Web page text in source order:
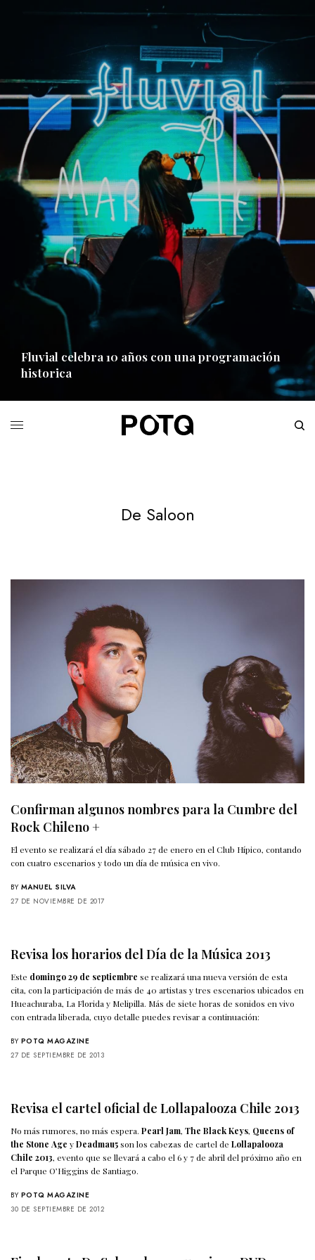
Fluvial celebra 10 años con una programación
historica
De Saloon
Confirman algunos nombres para la Cumbre del
Rock Chileno +
El evento se realizará el día sábado 27 de enero en el Club Hípico, contando
con cuatro escenarios y todo un día de música en vivo.
BY MANUEL SILVA
27 DE NOVIEMBRE DE 2017
Revisa los horarios del Día de la Música 2013
Este domingo 29 de septiembre se realizará una nueva versión de esta
cita, con la participación de más de 40 artistas y tres escenarios ubicados en
Hueachuraba, La Florida y Melipilla. Más de siete horas de sonidos en vivo
con entrada liberada, cuyo detalle puedes revisar a continuación:
BY POTQ MAGAZINE
27 DE SEPTIEMBRE DE 2013
Revisa el cartel oficial de Lollapalooza Chile 2013
No más rumores, no más espera.Pearl Jam,The Black Keys, Queens of
the Stone Age yDeadmau5son los cabezas de cartel deLollapalooza
Chile 2013, evento que se llevará a cabo el 6 y 7 de abril del próximo año en
el Parque O’Higgins de Santiago.
BY POTQ MAGAZINE
30 DE SEPTIEMBRE DE 2012